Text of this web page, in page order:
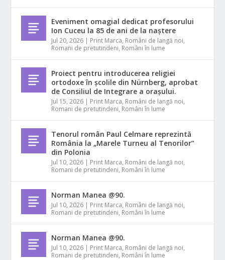
Eveniment omagial dedicat profesorului
Ion Cuceu la 85 de ani de la naștere
Jul 20, 2026 | Print Marca, Români de langă noi,
Romani de pretutindeni, Români în lume
Proiect pentru introducerea religiei
ortodoxe în școlile din Nürnberg, aprobat
de Consiliul de Integrare a orașului.
Jul 15, 2026 | Print Marca, Români de langă noi,
Romani de pretutindeni, Români în lume
Tenorul român Paul Celmare reprezintă
România la „Marele Turneu al Tenorilor”
din Polonia
Jul 10, 2026 | Print Marca, Români de langă noi,
Romani de pretutindeni, Români în lume
Norman Manea @90.
Jul 10, 2026 | Print Marca, Români de langă noi,
Romani de pretutindeni, Români în lume
Norman Manea @90.
Jul 10, 2026 | Print Marca, Români de langă noi,
Romani de pretutindeni, Români în lume